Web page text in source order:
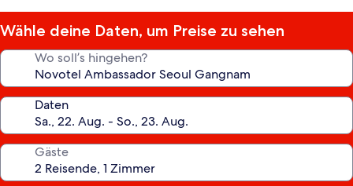
Wähle deine Daten, um Preise zu sehen
Wo soll’s hingehen?
Daten
Gäste